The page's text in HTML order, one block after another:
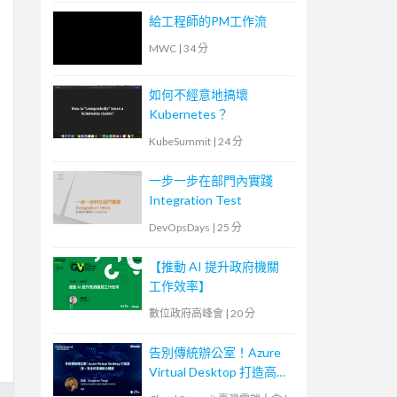
給工程師的PM工作流
MWC | 34 分
如何不經意地搞壞
Kubernetes？
KubeSummit | 24 分
一步一步在部門內實踐
Integration Test
DevOpsDays | 25 分
【推動 AI 提升政府機關
工作效率】
數位政府高峰會 | 20 分
告別傳統辦公室！Azure
Virtual Desktop 打造高
效、安全的雲端辦公體驗